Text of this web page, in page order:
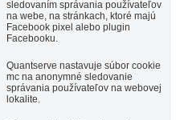
sledovaním správania používateľov
na webe, na stránkach, ktoré majú
Facebook pixel alebo plugin
Facebooku.
Quantserve nastavuje súbor cookie
mc na anonymné sledovanie
správania používateľov na webovej
lokalite.